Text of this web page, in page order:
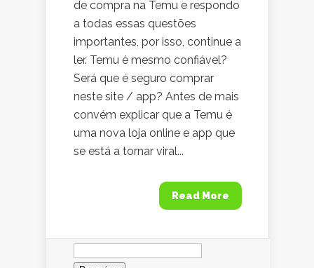
de compra na Temu e respondo
a todas essas questões
importantes, por isso, continue a
ler. Temu é mesmo confiável?
Será que é seguro comprar
neste site / app? Antes de mais
convém explicar que a Temu é
uma nova loja online e app que
se está a tornar viral...
Read More
Pesquisar
por: